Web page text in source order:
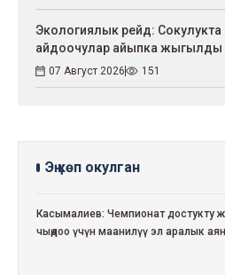
Экологиялык рейд: Сокулукта
айдоочулар айыпка жыгылды
07 Август 2026 151
Эң көп окулган
Касымалиев: Чемпионат достукту
чыңдоо үчүн маанилүү эл аралык